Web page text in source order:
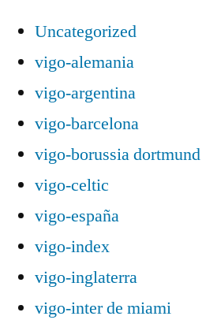
Uncategorized
vigo-alemania
vigo-argentina
vigo-barcelona
vigo-borussia dortmund
vigo-celtic
vigo-españa
vigo-index
vigo-inglaterra
vigo-inter de miami